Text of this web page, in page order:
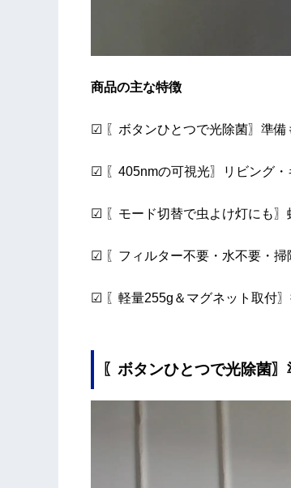
商品の主な特徴
☑ 〖ボタンひとつで光除菌〗準
☑ 〖405nmの可視光〗リビング
☑ 〖モード切替で虫よけ灯にも
☑ 〖フィルター不要・水不要・
☑ 〖軽量255g＆マグネット取付
〖ボタンひとつで光除菌